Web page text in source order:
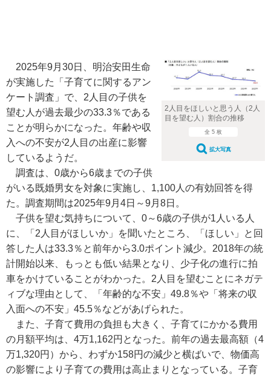
2人目をほしいと思う人（2人
目を望む人）割合の推移
全 5 枚
拡大写真
2025年9月30日、明治安田生命
が実施した「子育てに関するアン
ケート調査」で、2人目の子供を
望む人が過去最少の33.3％である
ことが明らかになった。年齢や収
入への不安が2人目の出産に影響
しているようだ。
調査は、0歳から6歳までの子供
がいる既婚男女を対象に実施し、1,100人の有効回答を得
た。調査期間は2025年9月4日～9月8日。
子供を望む気持ちについて、0～6歳の子供が1人いる人
に、「2人目がほしいか」を聞いたところ、「ほしい」と回
答した人は33.3％と前年から3.0ポイント減少。2018年の統
計開始以来、もっとも低い結果となり、少子化の進行に拍
車をかけていることがわかった。2人目を望むことにネガテ
ィブな理由として、「年齢的な不安」49.8％や「将来の収
入面への不安」45.5％などがあげられた。
また、子育て費用の負担も大きく、子育てにかかる費用
の月額平均は、4万1,162円となった。前年の過去最高額（4
万1,320円）から、わずか158円の減少と横ばいで、物価高
の影響により子育ての費用は高止まりとなっている。子育